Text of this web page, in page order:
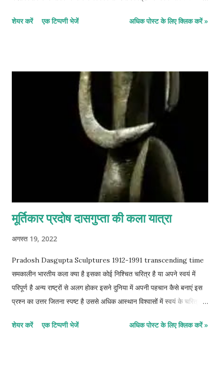
चित्रों में कलात्मकता एवं नैतिक रूपों को प्रस्तुत किया गया है रेखा का कुशल प्रयोग
कोलकाता द सिटी आई लव नाम से प्रकाशित हुए
शेयर करें एक टिप्पणी भेजें अधिक पोस्ट के लिए क्लिक करें »
मूर्तिकार प्रदोष दासगुप्ता की कला यात्रा
अगस्त 19, 2022
Pradosh Dasgupta Sculptures 1912-1991 transcending time
समकालीन भारतीय कला क्या है इसका कोई निश्चित चरित्र है या अपने स्वयं में
परिपूर्ण है अन्य राष्ट्रों से अलग होकर इसने दुनिया में अपनी पहचान कैसे बनाएं इस
प्रश्न का उत्तर जितना स्पष्ट है उससे अधिक आस्थान विश्वासों में स्वयं के चरित्र
आदतो से बंधा हुआ है से बंधा हुआ है लोग दूसरे शब्दों में कहें दो लोगों के जीवन जीने
शेयर करें एक टिप्पणी भेजें अधिक पोस्ट के लिए क्लिक करें »